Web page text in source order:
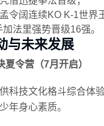
令阔连续KO K-1世界
法里强势晋级16强。
与未来发展
夏令营（7月开启）
科技文化格斗综合体
年身心素质。